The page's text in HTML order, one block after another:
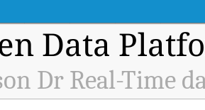
Data
Dr Real-Time